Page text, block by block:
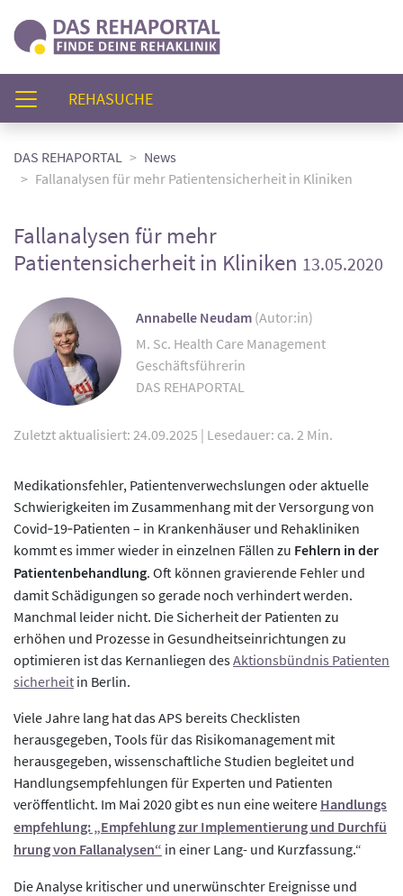
REHASUCHE(AKTUELL)
DAS REHAPORTAL
News
Fallanalysen für mehr Patientensicherheit in Kliniken
Fallanalysen für mehr
Patientensicherheit in Kliniken 13.05.2020
Annabelle Neudam (Autor:in)
M. Sc. Health Care Management
Geschäftsführerin
DAS REHAPORTAL
Zuletzt aktualisiert: 24.09.2025 | Lesedauer: ca. 2 Min.
Medikationsfehler, Patientenverwechslungen oder aktuelle
Schwierigkeiten im Zusammenhang mit der Versorgung von
Covid‐19‐Patienten – in Krankenhäuser und Rehakliniken
kommt es immer wieder in einzelnen Fällen zu Fehlern in der
Patientenbehandlung. Oft können gravierende Fehler und
damit Schädigungen so gerade noch verhindert werden.
Manchmal leider nicht. Die Sicherheit der Patienten zu
erhöhen und Prozesse in Gesundheitseinrichtungen zu
optimieren ist das Kernanliegen desAktionsbündnis Patienten
sicherheit in Berlin.
Viele Jahre lang hat das APS bereits Checklisten
herausgegeben, Tools für das Risikomanagement mit
herausgegeben, wissenschaftliche Studien begleitet und
Handlungsempfehlungen für Experten und Patienten
veröffentlicht. Im Mai 2020 gibt es nun eine weitere Handlungs
empfehlung: „Empfehlung zur Implementierung und Durchfü
hrung von Fallanalysen“ in einer Lang- und Kurzfassung.“
Die Analyse kritischer und unerwünschter Ereignisse und